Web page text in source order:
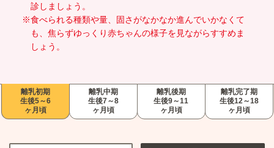
診しましょう。
※食べられる種類や量、固さがなかなか進んでいかなくて
も、焦らずゆっくり赤ちゃんの様子を見ながらすすめま
しょう。
離乳初期
生後5～6
ヶ月頃
離乳中期
生後7～8
ヶ月頃
離乳後期
生後9～11
ヶ月頃
離乳完了期
生後12～18
ヶ月頃